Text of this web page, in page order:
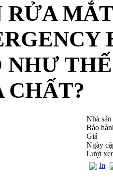
RỬA
NHƯ
CHẤT?
Nhà
Bảo
Giá
Ngày
Lượt
In